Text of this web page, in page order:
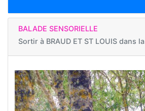
BALADE SENSORIELLE
Sortir à BRAUD ET ST LOUIS dans